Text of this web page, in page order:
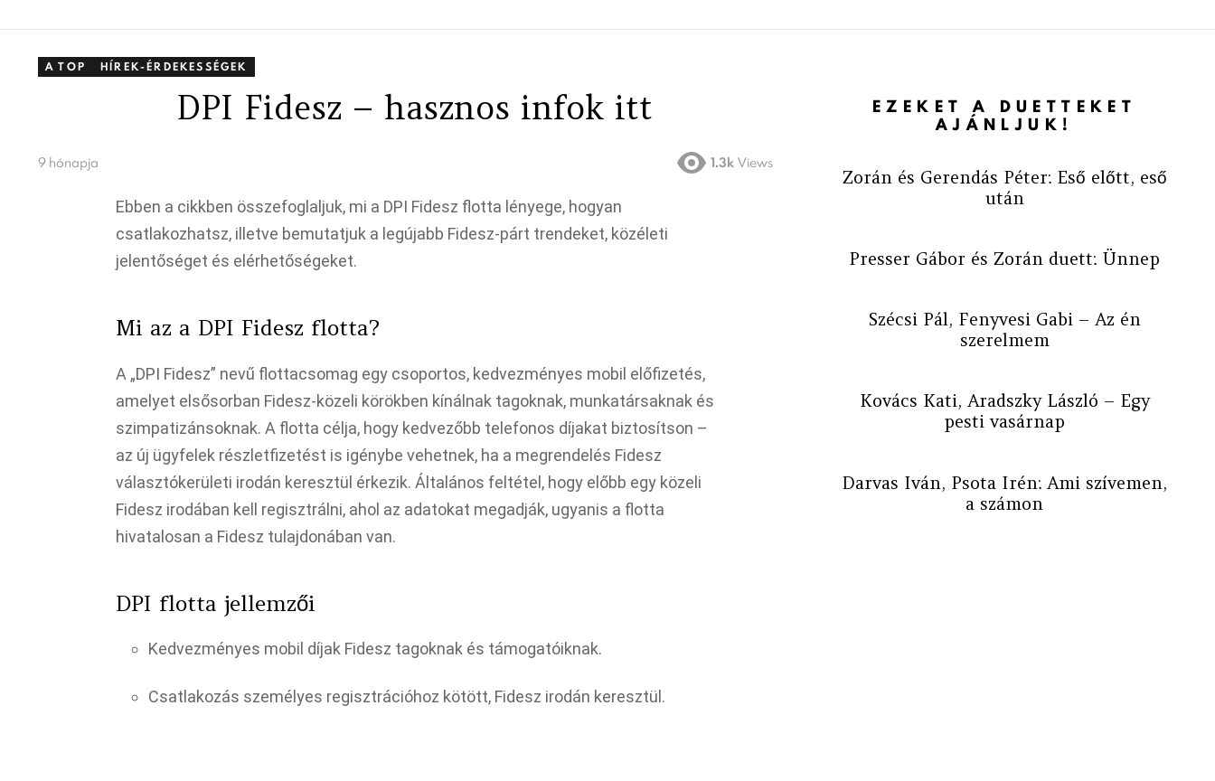
A TOP HÍREK-ÉRDEKESSÉGEK
DPI Fidesz – hasznos infok itt
9 hónapja 1.3k Views
Ebben a cikkben összefoglaljuk, mi a DPI Fidesz flotta lényege, hogyan
csatlakozhatsz, illetve bemutatjuk a legújabb Fidesz-párt trendeket, közéleti
jelentőséget és elérhetőségeket.
Mi az a DPI Fidesz flotta?
A „DPI Fidesz” nevű flottacsomag egy csoportos, kedvezményes mobil előfizetés,
amelyet elsősorban Fidesz-közeli körökben kínálnak tagoknak, munkatársaknak és
szimpatizánsoknak. A flotta célja, hogy kedvezőbb telefonos díjakat biztosítson –
az új ügyfelek részletfizetést is igénybe vehetnek, ha a megrendelés Fidesz
választókerületi irodán keresztül érkezik. Általános feltétel, hogy előbb egy közeli
Fidesz irodában kell regisztrálni, ahol az adatokat megadják, ugyanis a flotta
hivatalosan a Fidesz tulajdonában van.​
DPI flotta jellemzői
Kedvezményes mobil díjak Fidesz tagoknak és támogatóiknak.​
Csatlakozás személyes regisztrációhoz kötött, Fidesz irodán keresztül.​
EZEKET A DUETTEKET
AJÁNLJUK!
Zorán és Gerendás Péter: Eső előtt, eső
után
Presser Gábor és Zorán duett: Ünnep
Szécsi Pál, Fenyvesi Gabi – Az én
szerelmem
Kovács Kati, Aradszky László – Egy
pesti vasárnap
Darvas Iván, Psota Irén: Ami szívemen,
a számon